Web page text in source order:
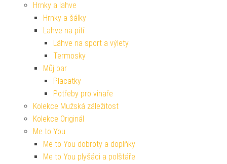
Hrnky a lahve
Hrnky a šálky
Lahve na pití
Láhve na sport a výlety
Termosky
Můj bar
Placatky
Potřeby pro vinaře
Kolekce Mužská záležitost
Kolekce Originál
Me to You
Me to You dobroty a doplňky
Me to You plyšáci a polštáře